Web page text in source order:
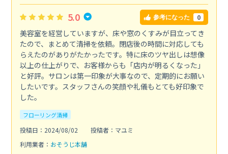
5.0 参考になった 0
美容室を経営していますが、床や窓のくすみが目立ってき
たので、まとめて清掃を依頼。閉店後の時間に対応しても
らえたのがありがたかったです。特に床のツヤ出しは想像
以上の仕上がりで、お客様からも「店内が明るくなった」
と好評。サロンは第一印象が大事なので、定期的にお願い
したいです。スタッフさんの笑顔や礼儀もとても好印象で
した。
フローリング清掃
投稿日：2024/08/02
投稿者：マユミ
利用業者： おそうじ本舗